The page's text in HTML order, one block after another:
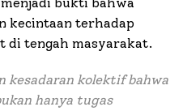
kecintaan terhadap
di tengah masyarakat.
kesadaran kolektif bahwa
hanya tugas